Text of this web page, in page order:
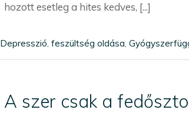
hozott esetleg a hites kedves, [...]
Depresszió,feszültség oldása,
A szer csak a